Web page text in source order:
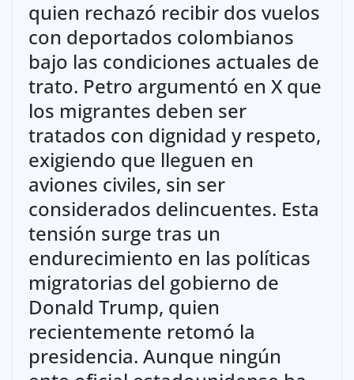
quien rechazó recibir dos vuelos
con deportados colombianos
bajo las condiciones actuales de
trato. Petro argumentó en X que
los migrantes deben ser
tratados con dignidad y respeto,
exigiendo que lleguen en
aviones civiles, sin ser
considerados delincuentes. Esta
tensión surge tras un
endurecimiento en las políticas
migratorias del gobierno de
Donald Trump, quien
recientemente retomó la
presidencia. Aunque ningún